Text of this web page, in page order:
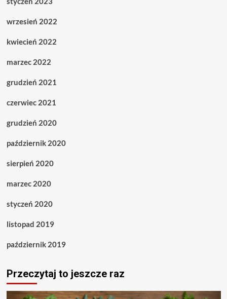
wrzesień 2022
kwiecień 2022
marzec 2022
grudzień 2021
czerwiec 2021
grudzień 2020
październik 2020
sierpień 2020
marzec 2020
styczeń 2020
listopad 2019
październik 2019
Przeczytaj to jeszcze raz